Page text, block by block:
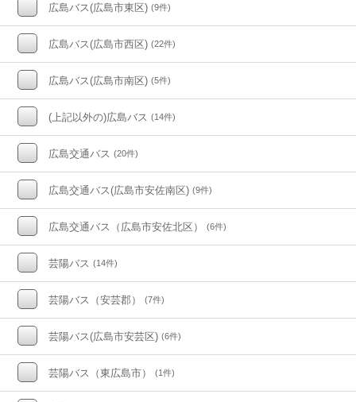
広島バス(広島市東区) (9件)
広島バス(広島市西区) (22件)
広島バス(広島市南区) (5件)
(上記以外の)広島バス (14件)
広島交通バス (20件)
広島交通バス(広島市安佐南区) (9件)
広島交通バス（広島市安佐北区） (6件)
芸陽バス (14件)
芸陽バス（安芸郡） (7件)
芸陽バス(広島市安芸区) (6件)
芸陽バス（東広島市） (1件)